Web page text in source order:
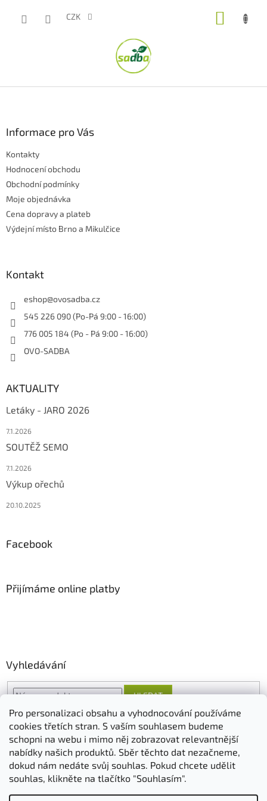
Pro personalizaci obsahu a vyhodnocování používáme
cookies třetích stran. S vaším souhlasem budeme
schopni na webu i mimo něj zobrazovat relevantnější
nabídky našich produktů. Sběr těchto dat nezačneme,
dokud nám nedáte svůj souhlas. Pokud chcete udělit
souhlas, klikněte na tlačítko "Souhlasím".
CZK
Informace pro Vás
Kontakty
Hodnocení obchodu
Obchodní podmínky
Moje objednávka
Cena dopravy a plateb
Výdejní místo Brno a Mikulčice
Kontakt
eshop@ovosadba.cz
545 226 090 (Po-Pá 9:00 - 16:00)
776 005 184 (Po - Pá 9:00 - 16:00)
OVO-SADBA
AKTUALITY
Letáky - JARO 2026
7.1.2026
SOUTĚŽ SEMO
7.1.2026
Výkup ořechů
20.10.2025
Facebook
Přijímáme online platby
Vyhledávání
HLEDAT
O nás FORESTINA AGRO CS